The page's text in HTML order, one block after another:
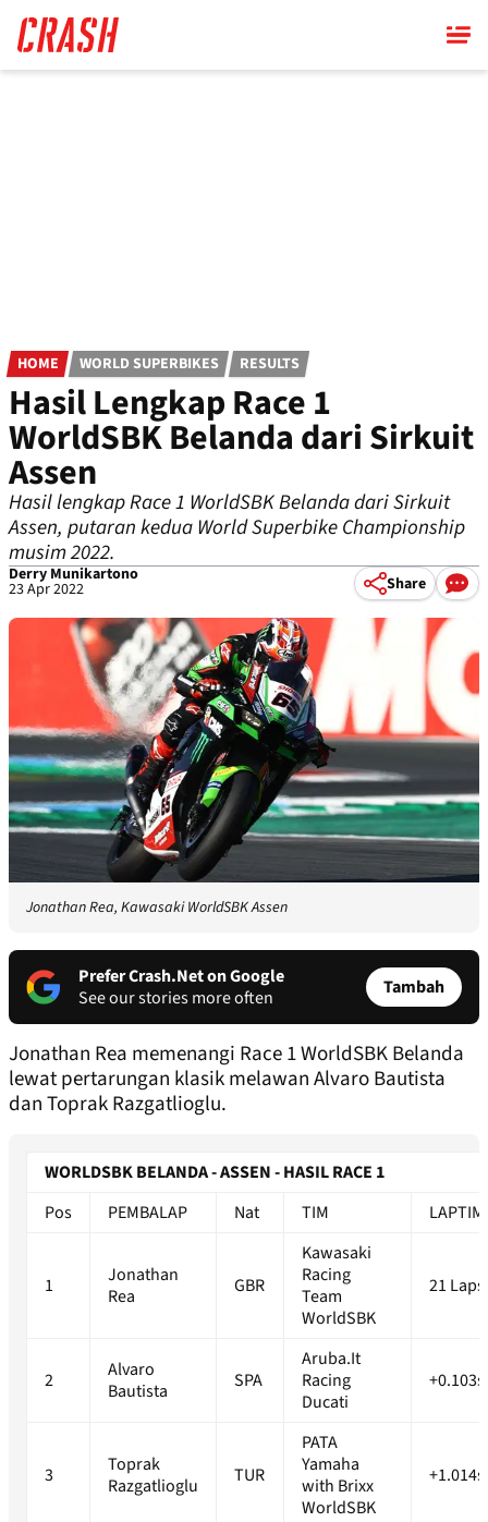
main
content
HOME WORLD SUPERBIKES RESULTS
Hasil Lengkap Race 1
WorldSBK Belanda dari Sirkuit
Assen
Hasil lengkap Race 1 WorldSBK Belanda dari Sirkuit
Assen, putaran kedua World Superbike Championship
musim 2022.
Derry Munikartono
23 Apr 2022 Share
Jonathan Rea, Kawasaki WorldSBK Assen
Prefer Crash.Net on Google
See our stories more often
Tambah
Jonathan Rea memenangi Race 1 WorldSBK Belanda
lewat pertarungan klasik melawan Alvaro Bautista
dan Toprak Razgatlioglu.
WORLDSBK BELANDA - ASSEN - HASIL RACE 1
Pos
PEMBALAP Nat TIM
1
Jonathan
Rea
GBR
Kawasaki
Racing
Team
WorldSBK
21 Laps
2
Alvaro
Bautista
SPA
Aruba.It
Racing
Ducati
+0.103s
3
Toprak
Razgatlioglu
TUR
PATA
Yamaha
with Brixx
WorldSBK
+1.014s